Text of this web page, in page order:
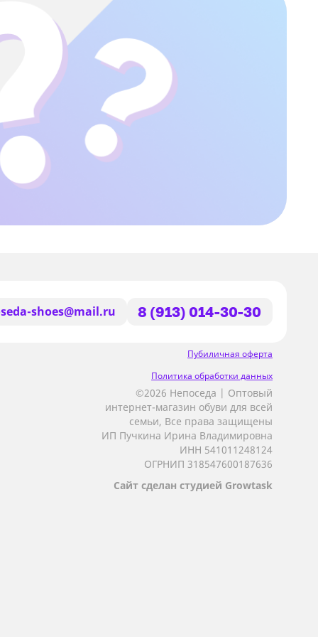
shoes@mail.ru 8 (913) 014-30-30
Пубиличная оферта
Политика обработки данных
©2026 Непоседа | Оптовый
интернет-магазин обуви для всей
семьи, Все права защищены
ИП Пучкина Ирина Владимировна
ИНН 541011248124
ОГРНИП 318547600187636
Сайт сделан студией Growtask